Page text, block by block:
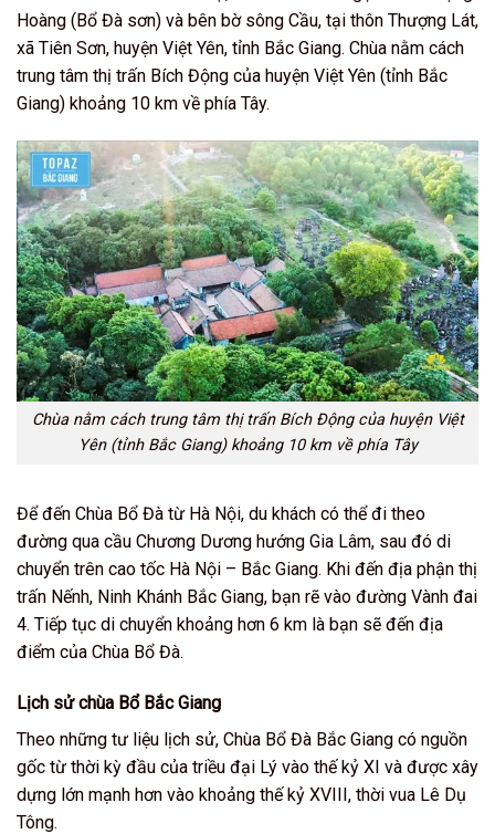
Hoàng (Bổ Đà sơn) và bên bờ sông Cầu, tại thôn Thượng Lát,
xã Tiên Sơn, huyện Việt Yên, tỉnh Bắc Giang. Chùa nằm cách
trung tâm thị trấn Bích Động của huyện Việt Yên (tỉnh Bắc
Giang) khoảng 10 km về phía Tây.
Chùa nằm cách trung tâm thị trấn Bích Động của huyện Việt
Yên (tỉnh Bắc Giang) khoảng 10 km về phía Tây
Để đến Chùa Bổ Đà từ Hà Nội, du khách có thể đi theo
đường qua cầu Chương Dương hướng Gia Lâm, sau đó di
chuyển trên cao tốc Hà Nội – Bắc Giang. Khi đến địa phận thị
trấn Nếnh, Ninh Khánh Bắc Giang, bạn rẽ vào đường Vành đai
4. Tiếp tục di chuyển khoảng hơn 6 km là bạn sẽ đến địa
điểm của Chùa Bổ Đà.
Lịch sử chùa Bổ Bắc Giang
Theo những tư liệu lịch sử, Chùa Bổ Đà Bắc Giang có nguồn
gốc từ thời kỳ đầu của triều đại Lý vào thế kỷ XI và được xây
dựng lớn mạnh hơn vào khoảng thế kỷ XVIII, thời vua Lê Dụ
Tông.